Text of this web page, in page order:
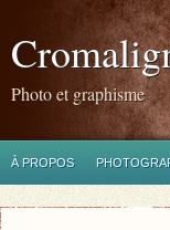
Photo et graphisme
À PROPOS